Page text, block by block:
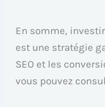
En somme,
est une stratégie
SEO et les
vous pouvez